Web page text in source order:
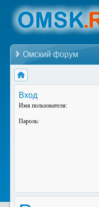
Омский форум
Вход
Имя пользователя:
Пароль: